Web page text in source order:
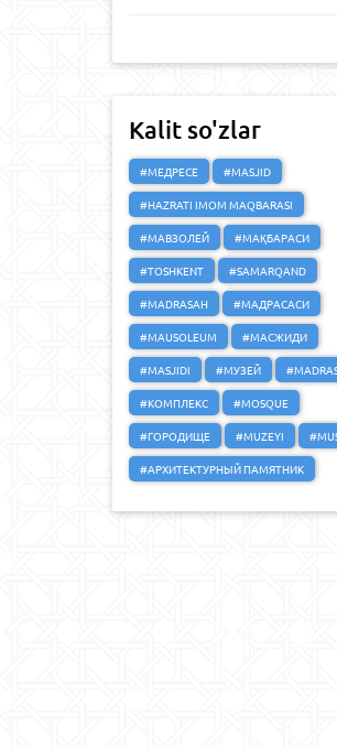
Kalit so'zlar
#МЕДРЕСЕ
#MASJID
#HAZRATI IMOM MAQBARASI
#МАВЗОЛЕЙ
#МАҚБАРАСИ
#TOSHKENT
#SAMARQAND
#MADRASAH
#МАДРАСАСИ
#MAUSOLEUM
#МАСЖИДИ
#MASJIDI
#МУЗЕЙ
#КОМПЛЕКС
#MOSQUE
#ГОРОДИЩЕ
#MUZEYI
#АРХИТЕКТУРНЫЙ ПАМЯТНИК